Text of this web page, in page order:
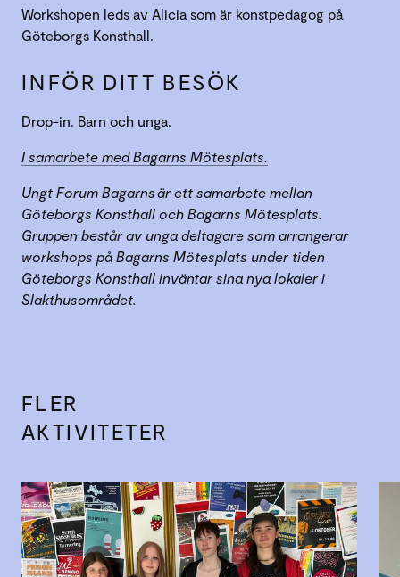
Workshopen leds av Alicia som är konstpedagog på
Göteborgs Konsthall.
INFÖR DITT BESÖK
Drop-in. Barn och unga.
I samarbete med Bagarns Mötesplats.
Ungt Forum Bagarns är ett samarbete mellan
Göteborgs Konsthall och Bagarns Mötesplats.
Gruppen består av unga deltagare som arrangerar
workshops på Bagarns Mötesplats under tiden
Göteborgs Konsthall inväntar sina nya lokaler i
Slakthusområdet.
FLER
AKTIVITETER